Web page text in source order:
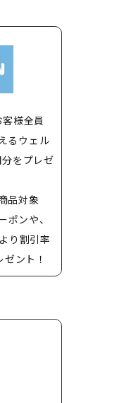
様全員
るウェル
をプレゼ
品対象
ポンや、
り割引率
ント！